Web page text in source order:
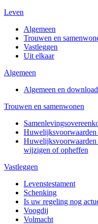
Leven
Algemeen
Trouwen en
Vastleggen
Uit elkaar
Algemeen
Algemeen en
Trouwen en samenwonen
Huwelijksvoorwaarden
Huwelijksvoorwaarden
wijzigen of opheffen
Vastleggen
Levenstestament
Schenking
Is uw regeling nog
Voogdij
Volmacht